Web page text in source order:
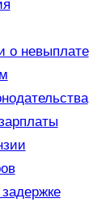
о невыплате